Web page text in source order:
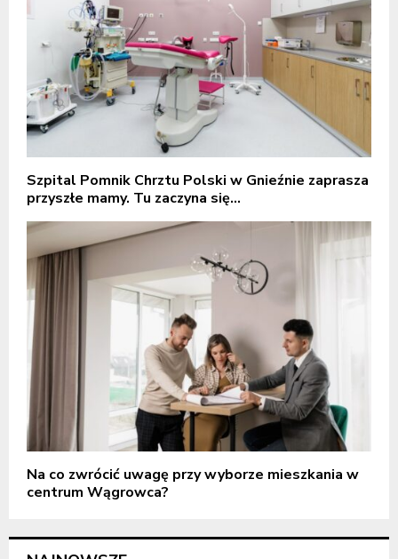
Szpital Pomnik Chrztu Polski w Gnieźnie zaprasza
przyszłe mamy. Tu zaczyna się...
Na co zwrócić uwagę przy wyborze mieszkania w
centrum Wągrowca?